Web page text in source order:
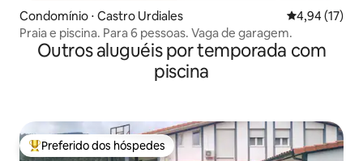
Condomínio ⋅ Castro Urdiales 4,94 de uma
4,94 (17)
Praia e piscina. Para 6 pessoas. Vaga de garagem.
Outros aluguéis por temporada com
piscina
Entre os melhores preferidos dos hóspedes
Preferido dos hóspedes